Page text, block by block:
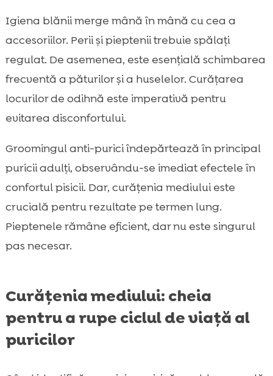
Igiena blănii merge mână în mână cu cea a
accesoriilor. Perii și pieptenii trebuie spălați
regulat. De asemenea, este esențială schimbarea
frecventă a păturilor și a huselelor. Curățarea
locurilor de odihnă este imperativă pentru
evitarea disconfortului.
Groomingul anti-purici îndepărtează în principal
puricii adulți, observându-se imediat efectele în
confortul pisicii. Dar, curățenia mediului este
crucială pentru rezultate pe termen lung.
Pieptenele rămâne eficient, dar nu este singurul
pas necesar.
Curățenia mediului: cheia
pentru a rupe ciclul de viață al
puricilor